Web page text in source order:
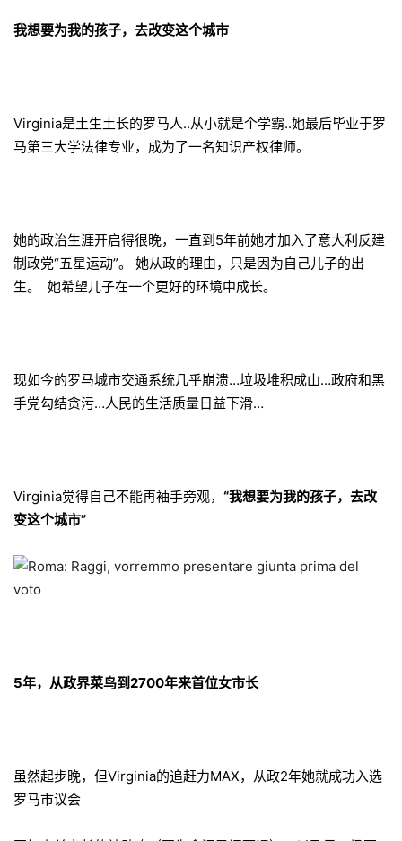
我想要为我的孩子，去改变这个城市
Virginia是土生土长的罗马人..从小就是个学霸..她最后毕业于罗
马第三大学法律专业，成为了一名知识产权律师。
她的政治生涯开启得很晚，一直到5年前她才加入了意大利反建
制政党“五星运动”。 她从政的理由，只是因为自己儿子的出
生。 她希望儿子在一个更好的环境中成长。
现如今的罗马城市交通系统几乎崩溃…垃圾堆积成山…政府和黑
手党勾结贪污…人民的生活质量日益下滑…
Virginia觉得自己不能再袖手旁观， “我想要为我的孩子，去改
变这个城市”
5年，从政界菜鸟到2700年来首位女市长
虽然起步晚，但Virginia的追赶力MAX，从政2年她就成功入选
罗马市议会